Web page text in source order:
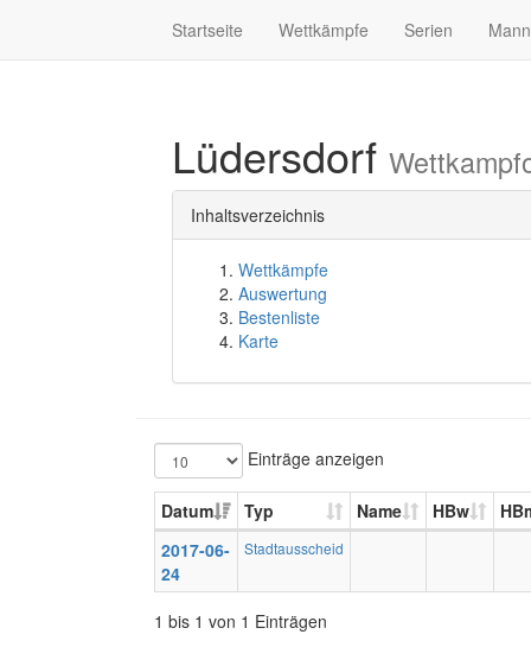
Startseite Wettkämpfe Serien
Lüdersdorf
Inhaltsverzeichnis
Wettkämpfe
Auswertung
Bestenliste
Karte
Einträge anzeigen
Datum Typ Name HBw
2017-06-
24
Stadtausscheid
1 bis 1 von 1 Einträgen